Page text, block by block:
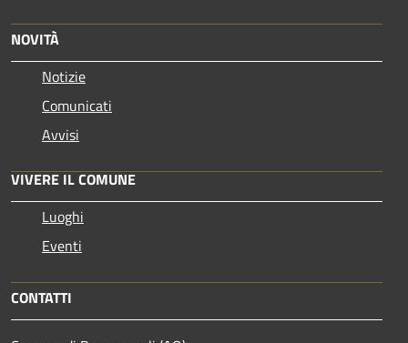
NOVITÀ
Notizie
Comunicati
Avvisi
VIVERE IL COMUNE
Luoghi
Eventi
CONTATTI